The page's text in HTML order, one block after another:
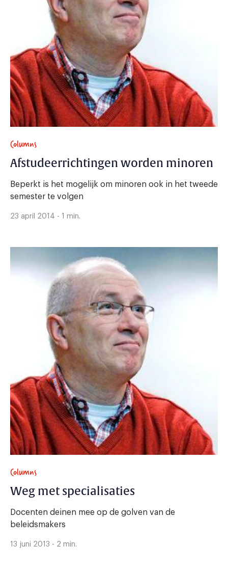
Columns
Afstudeerrichtingen worden minoren
Beperkt is het mogelijk om minoren ook in het tweede
semester te volgen
23 april 2014 - 1 min.
Columns
Weg met specialisaties
Docenten deinen mee op de golven van de
beleidsmakers
13 juni 2013 - 2 min.